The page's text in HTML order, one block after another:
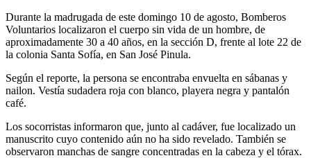
Durante la madrugada de este domingo 10 de agosto, Bomberos
Voluntarios localizaron el cuerpo sin vida de un hombre, de
aproximadamente 30 a 40 años, en la sección D, frente al lote 22 de
la colonia Santa Sofía, en San José Pinula.
Según el reporte, la persona se encontraba envuelta en sábanas y
nailon. Vestía sudadera roja con blanco, playera negra y pantalón
café.
Los socorristas informaron que, junto al cadáver, fue localizado un
manuscrito cuyo contenido aún no ha sido revelado. También se
observaron manchas de sangre concentradas en la cabeza y el tórax.